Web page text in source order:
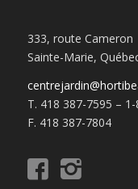
333, route Cameron
Sainte-Marie,
T. 418 387-7595 –
F. 418 387-7804